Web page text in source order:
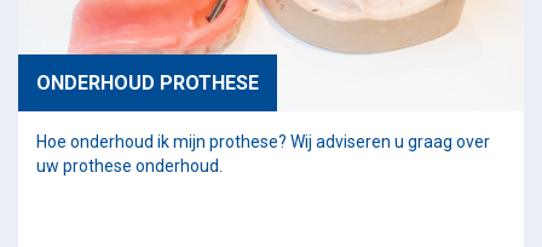
ONDERHOUD PROTHESE
Hoe onderhoud ik mijn prothese? Wij adviseren u graag over
uw prothese onderhoud.